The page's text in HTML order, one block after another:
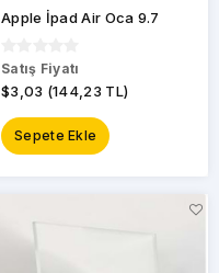
Apple İpad Air Oca 9.7
Satış Fiyatı
$3,03 (144,23 TL)
Sepete Ekle